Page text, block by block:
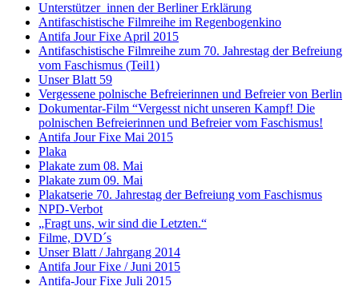
Unterstützer_innen der Berliner Erklärung
Antifaschistische Filmreihe im Regenbogenkino
Antifa Jour Fixe April 2015
Antifaschistische Filmreihe zum 70. Jahrestag der Befreiung
vom Faschismus (Teil1)
Unser Blatt 59
Vergessene polnische Befreierinnen und Befreier von Berlin
Dokumentar-Film “Vergesst nicht unseren Kampf! Die
polnischen Befreierinnen und Befreier vom Faschismus!
Antifa Jour Fixe Mai 2015
Plaka
Plakate zum 08. Mai
Plakate zum 09. Mai
Plakatserie 70. Jahrestag der Befreiung vom Faschismus
NPD-Verbot
„Fragt uns, wir sind die Letzten.“
Filme, DVD´s
Unser Blatt / Jahrgang 2014
Antifa Jour Fixe / Juni 2015
Antifa-Jour Fixe Juli 2015